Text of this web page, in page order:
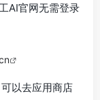
AI官网无需登录
以去应用商店